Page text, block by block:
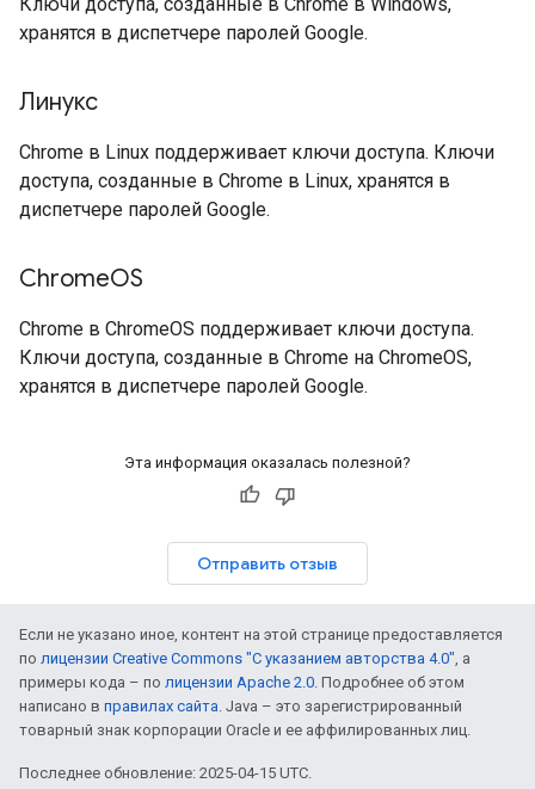
хранятся в диспетчере паролей Google.
Линукс
Chrome в Linux поддерживает ключи доступа. Ключи
доступа, созданные в Chrome в Linux, хранятся в
диспетчере паролей Google.
ChromeOS
Chrome в ChromeOS поддерживает ключи доступа.
Ключи доступа, созданные в Chrome на ChromeOS,
хранятся в диспетчере паролей Google.
Эта информация оказалась полезной?
Отправить отзыв
Если не указано иное, контент на этой странице предоставляется
по лицензии Creative Commons "С указанием авторства 4.0" , а
примеры кода – по лицензии Apache 2.0 . Подробнее об этом
написано в правилах сайта . Java – это зарегистрированный
товарный знак корпорации Oracle и ее аффилированных лиц.
Последнее обновление: 2025-04-15 UTC.